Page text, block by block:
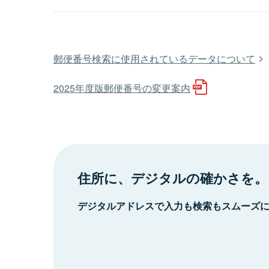
郵便番号検索に使用されているデータについて
2025年度版郵便番号の変更案内
住所に、デジタルの確かさを。
デジタルアドレスで入力も検索もスムーズ